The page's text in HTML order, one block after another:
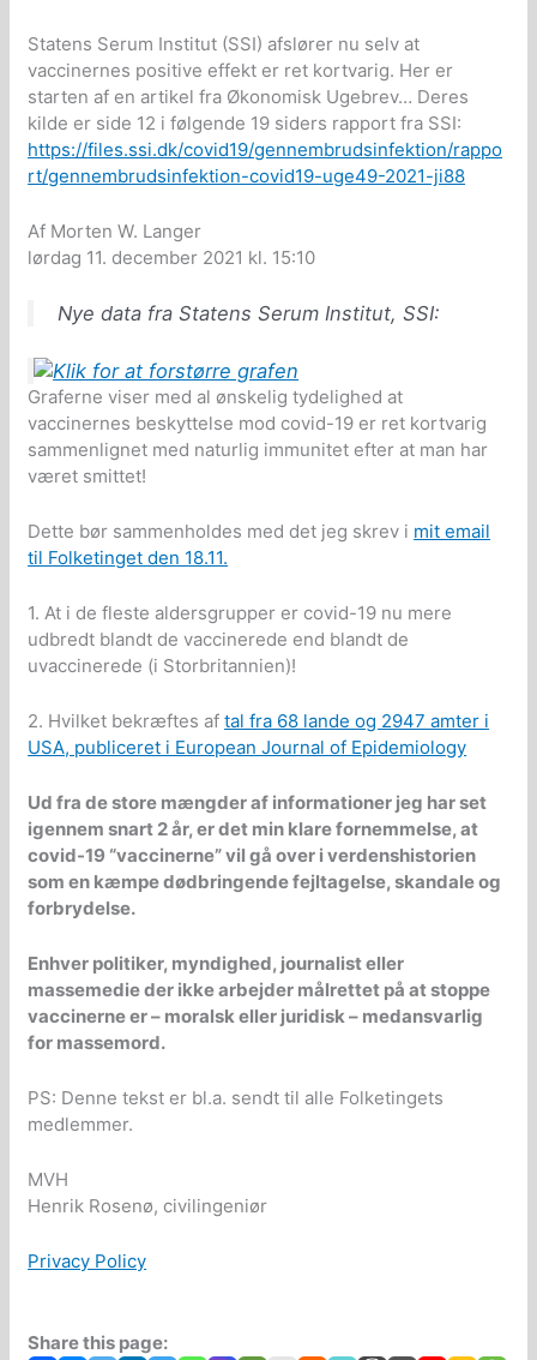
Statens Serum Institut (SSI) afslører nu selv at
vaccinernes positive effekt er ret kortvarig. Her er
starten af en artikel fra Økonomisk Ugebrev… Deres
kilde er side 12 i følgende 19 siders rapport fra SSI:
https://files.ssi.dk/covid19/gennembrudsinfektion/rappo
rt/gennembrudsinfektion-covid19-uge49-2021-ji88
Af Morten W. Langer
lørdag 11. december 2021 kl. 15:10
Nye data fra Statens Serum Institut, SSI:
Graferne viser med al ønskelig tydelighed at
vaccinernes beskyttelse mod covid-19 er ret kortvarig
sammenlignet med naturlig immunitet efter at man har
været smittet!
Dette bør sammenholdes med det jeg skrev i mit email
til Folketinget den 18.11.
1. At i de fleste aldersgrupper er covid-19 nu mere
udbredt blandt de vaccinerede end blandt de
uvaccinerede (i Storbritannien)!
2. Hvilket bekræftes aftal fra 68 lande og 2947 amter i
USA, publiceret i European Journal of Epidemiology
Ud fra de store mængder af informationer jeg har set
igennem snart 2 år, er det min klare fornemmelse, at
covid-19 “vaccinerne” vil gå over i verdenshistorien
som en kæmpe dødbringende fejltagelse, skandale og
forbrydelse.
Enhver politiker, myndighed, journalist eller
massemedie der ikke arbejder målrettet på at stoppe
vaccinerne er – moralsk eller juridisk – medansvarlig
for massemord.
PS: Denne tekst er bl.a. sendt til alle Folketingets
medlemmer.
MVH
Henrik Rosenø, civilingeniør
Privacy Policy
Share this page: